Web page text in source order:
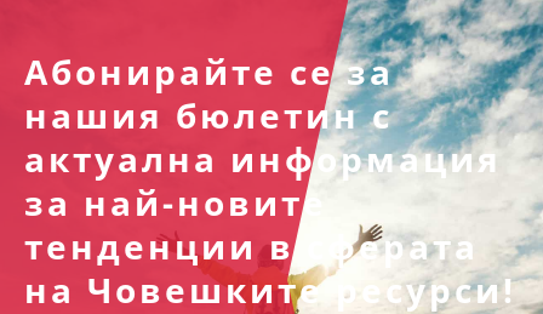
Абонирайте се за
нашия бюлетин с
актуална информация
за най-новите
тенденции в сферата
на Човешките ресурси!